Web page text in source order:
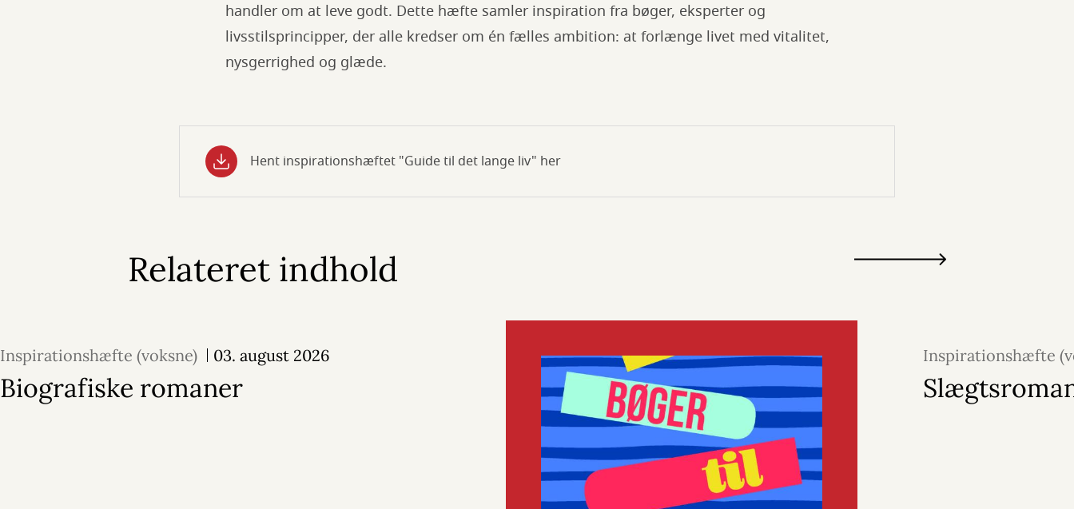
handler om at leve godt. Dette hæfte samler inspiration fra bøger, eksperter og
livsstilsprincipper, der alle kredser om én fælles ambition: at forlænge livet med vitalitet,
nysgerrighed og glæde.
Hent inspirationshæftet "Guide til det lange liv" her
Relateret indhold
Inspirationshæfte (voksne) 03. august 2026
Biografiske romaner
Inspirationshæfte
juni 2026